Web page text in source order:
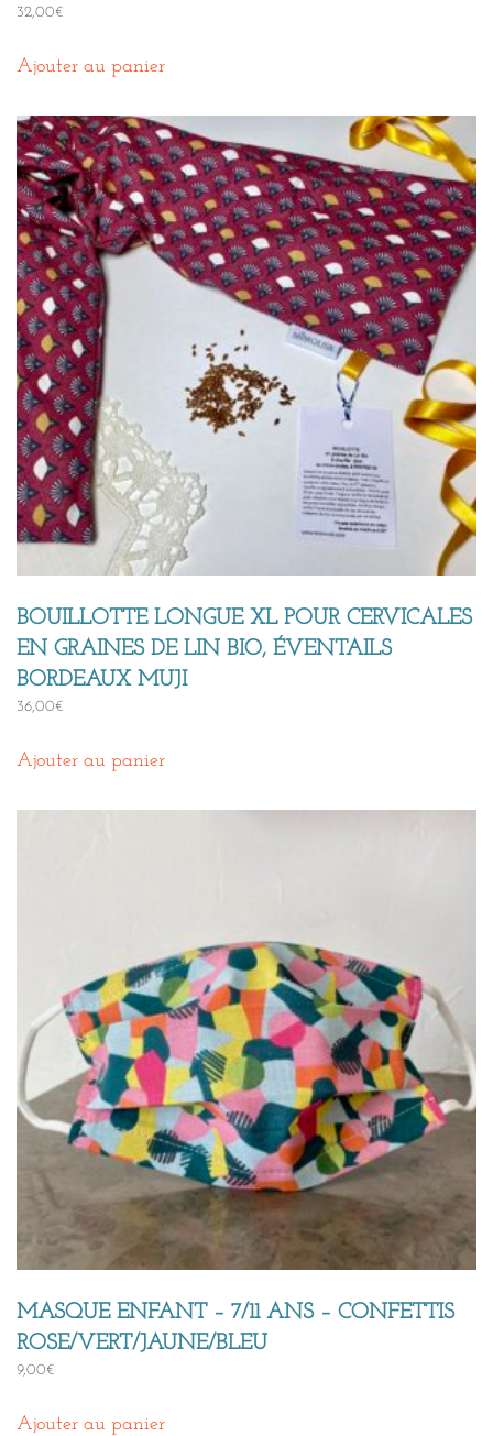
32,00€
Ajouter au panier
BOUILLOTTE LONGUE XL POUR CERVICALES
EN GRAINES DE LIN BIO, ÉVENTAILS
BORDEAUX MUJI
36,00€
Ajouter au panier
MASQUE ENFANT – 7/11 ANS – CONFETTIS
ROSE/VERT/JAUNE/BLEU
9,00€
Ajouter au panier